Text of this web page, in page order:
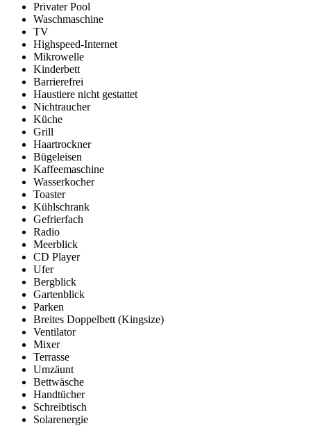
Privater Pool
Waschmaschine
TV
Highspeed-Internet
Mikrowelle
Kinderbett
Barrierefrei
Haustiere nicht gestattet
Nichtraucher
Küche
Grill
Haartrockner
Bügeleisen
Kaffeemaschine
Wasserkocher
Toaster
Kühlschrank
Gefrierfach
Radio
Meerblick
CD Player
Ufer
Bergblick
Gartenblick
Parken
Breites Doppelbett (Kingsize)
Ventilator
Mixer
Terrasse
Umzäunt
Bettwäsche
Handtücher
Schreibtisch
Solarenergie